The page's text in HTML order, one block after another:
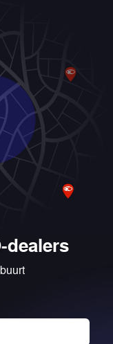
dealers